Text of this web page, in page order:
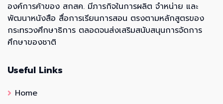
องค์การค้าของ สกสค. มีภารกิจในการผลิต จำหน่าย และ
พัฒนาหนังสือ สื่อการเรียนการสอน ตรงตามหลักสูตรของ
กระทรวงศึกษาธิการ ตลอดจนส่งเสริมสนับสนุนการจัดการ
ศึกษาของชาติ
Useful Links
Home